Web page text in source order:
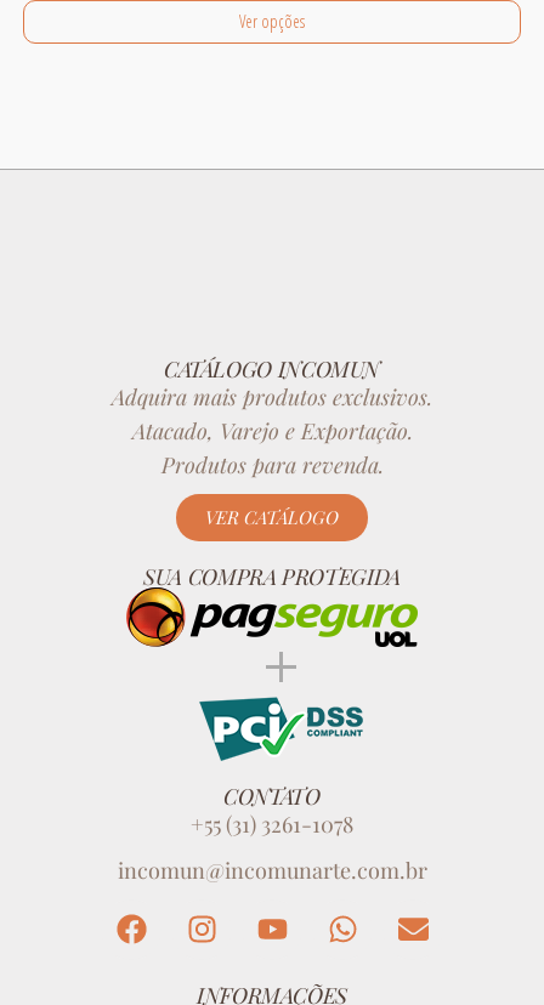
Ver opções
CATÁLOGO INCOMUN
Adquira mais produtos exclusivos.
Atacado, Varejo e Exportação.
Produtos para revenda.
VER CATÁLOGO
SUA COMPRA PROTEGIDA
CONTATO
+55 (31) 3261-1078
incomun@incomunarte.com.br
INFORMAÇÕES